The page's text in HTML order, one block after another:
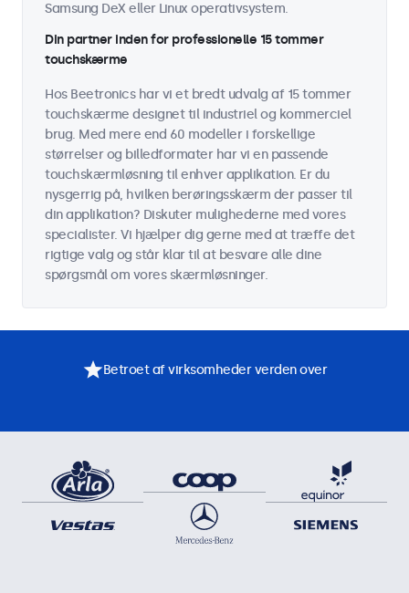
Samsung DeX eller Linux operativsystem.
Din partner inden for professionelle 15 tommer
touchskærme
Hos Beetronics har vi et bredt udvalg af 15 tommer
touchskærme designet til industriel og kommerciel
brug. Med mere end 60 modeller i forskellige
størrelser og billedformater har vi en passende
touchskærmløsning til enhver applikation. Er du
nysgerrig på, hvilken berøringsskærm der passer til
din applikation? Diskuter mulighederne med vores
specialister. Vi hjælper dig gerne med at træffe det
rigtige valg og står klar til at besvare alle dine
spørgsmål om vores skærmløsninger.
Betroet af virksomheder verden over